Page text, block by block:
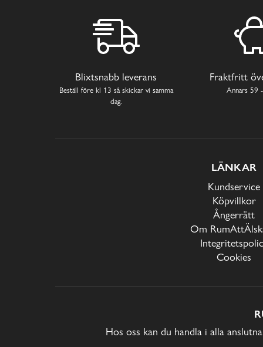
Blixtsnabb leverans
Beställ före kl 13 så skickar vi samma
dag.
Fraktfritt
Annars 59
LÄNKAR
Kundservice
Köpvillkor
Ångerrätt
Om
Cookies
Hos oss kan du handla i alla